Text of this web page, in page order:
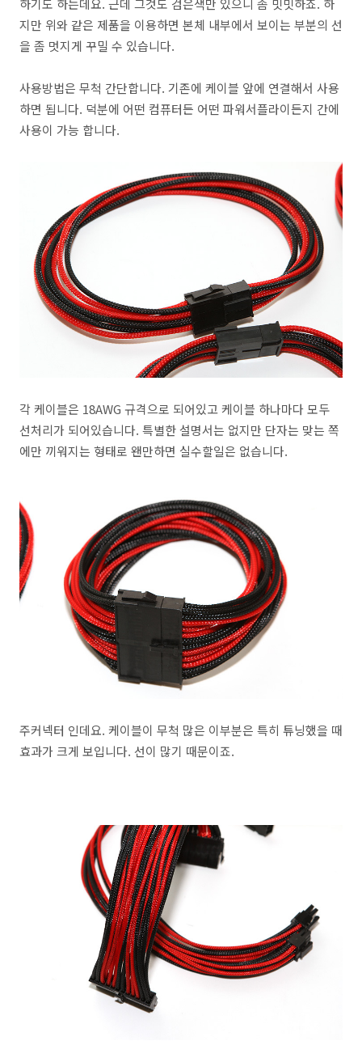
하기도 하는데요. 근데 그것도 검은색만 있으니 좀 밋밋하죠. 하
지만 위와 같은 제품을 이용하면 본체 내부에서 보이는 부분의 선
을 좀 멋지게 꾸밀 수 있습니다.
사용방법은 무척 간단합니다. 기존에 케이블 앞에 연결해서 사용
하면 됩니다. 덕분에 어떤 컴퓨터든 어떤 파워서플라이든지 간에
사용이 가능 합니다.
각 케이블은 18AWG 규격으로 되어있고 케이블 하나마다 모두
선처리가 되어있습니다. 특별한 설명서는 없지만 단자는 맞는 쪽
에만 끼워지는 형태로 왠만하면 실수할일은 없습니다.
주커넥터 인데요. 케이블이 무척 많은 이부분은 특히 튜닝했을 때
효과가 크게 보입니다. 선이 많기 때문이죠.